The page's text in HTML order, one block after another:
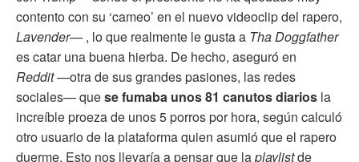
contento con su ‘cameo’ en el nuevo videoclip del rapero,
Lavender—, lo que realmente le gusta a Tha Doggfather
es catar una buena hierba. De hecho, aseguró en
Reddit—otra de sus grandes pasiones, las redes
sociales— quese fumaba unos 81 canutos diarios la
increíble proeza de unos 5 porros por hora, según calculó
otro usuario de la plataforma quien asumió que el rapero
duerme. Esto nos llevaría a pensar que laplaylistde